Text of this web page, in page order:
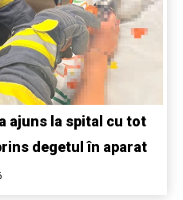
ajuns la spital cu tot
degetul în aparat